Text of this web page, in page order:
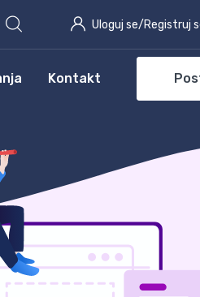
Uloguj se/Registruj
Kontakt